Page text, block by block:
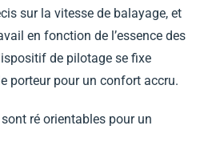
sur la vitesse de balayage, et
en fonction de l’essence des
de pilotage se fixe
porteur pour un confort accru.
ré orientables pour un